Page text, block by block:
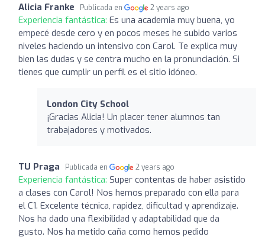
Alicia Franke Publicada en 2 years ago
Experiencia fantástica: Es una academia muy buena, yo
empecé desde cero y en pocos meses he subido varios
niveles haciendo un intensivo con Carol. Te explica muy
bien las dudas y se centra mucho en la pronunciación. Si
tienes que cumplir un perfil es el sitio idóneo.
London City School
¡Gracias Alicia! Un placer tener alumnos tan
trabajadores y motivados.
TU Praga Publicada en 2 years ago
Experiencia fantástica: Super contentas de haber asistido
a clases con Carol! Nos hemos preparado con ella para
el C1. Excelente técnica, rapidez, dificultad y aprendizaje.
Nos ha dado una flexibilidad y adaptabilidad que da
gusto. Nos ha metido caña como hemos pedido